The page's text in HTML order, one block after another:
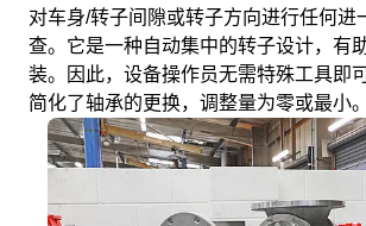
对车身/转子间隙或转子方向进行任何进
查。它是一种自动集中的转子设计，有
装。因此，设备操作员无需特殊工具即
简化了轴承的更换，调整量为零或最小。